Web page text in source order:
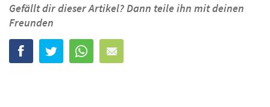
Gefällt dir dieser Artikel? Dann teile ihn mit deinen
Freunden